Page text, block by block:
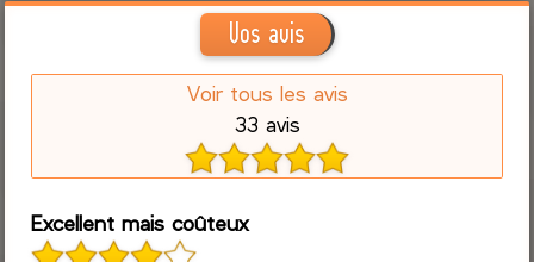
Vos avis
Voir tous les avis
33 avis
Excellent mais coûteux